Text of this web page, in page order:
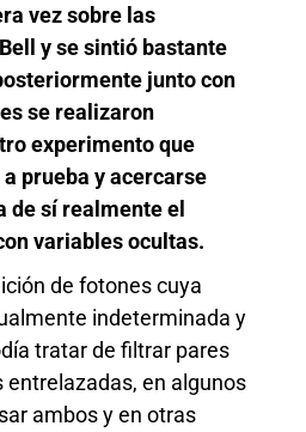
vez sobre las
y se sintió bastante
junto con
se realizaron
experimento que
prueba y acercarse
de sí realmente el
variables ocultas.
de fotones cuya
indeterminada y
tratar de filtrar pares
en algunos
ambos y en otras